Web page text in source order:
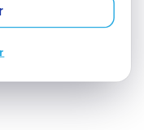
maximaux
d’assurance
limitations de votre